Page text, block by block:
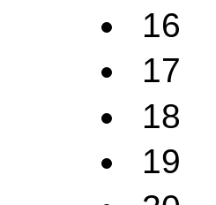
16
17
18
19